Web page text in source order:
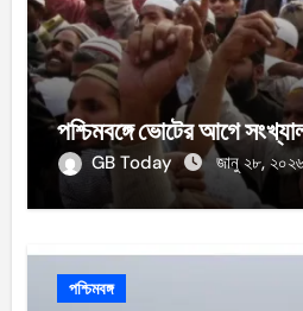
পশ্চিমবঙ্গে ভোটের আগে
GB Today জানু ২৮, ২০২৬
পশ্চিমবঙ্গ